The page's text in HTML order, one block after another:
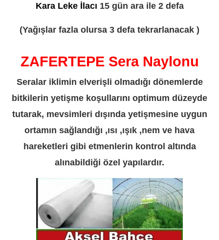
Kara Leke İlacı 15 gün ara ile 2 defa
(Yağışlar fazla olursa 3 defa tekrarlanacak )
ZAFERTEPE Sera Naylonu
Seralar iklimin elverişli olmadığı dönemlerde
bitkilerin yetişme koşullarını optimum düzeyde
tutarak, mevsimleri dışında yetişmesine uygun
ortamın sağlandığı ,ısı ,ışık ,nem ve hava
hareketleri gibi etmenlerin kontrol altında
alınabildiği özel yapılardır.